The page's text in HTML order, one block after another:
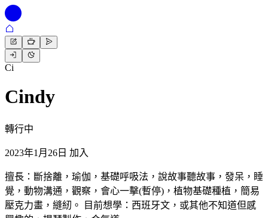
Ci
Cindy
轉行中
2023年1月26日 加入
擅長：斷捨離，瑜伽，基礎呼吸法，說故事聽故事，發呆，睡
覺，動物溝通，觀察，會心一擊(暫停)，植物基礎種植，簡易
壓克力畫，縫紉。 目前想學：西班牙文，或其他不知道但感